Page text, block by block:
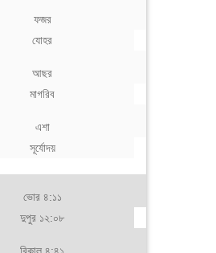
ফজর
যোহর
আছর
মাগরিব
এশা
সূর্যোদয়
ভোর ৪:১১
দুপুর ১২:০৮
বিকাল ৪:৪১